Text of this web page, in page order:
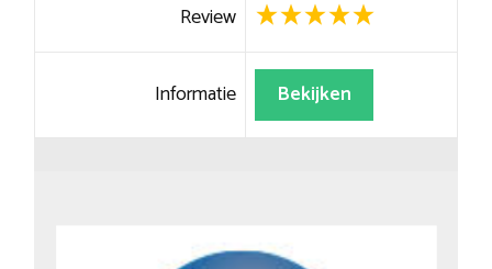
Review
Informatie Bekijken